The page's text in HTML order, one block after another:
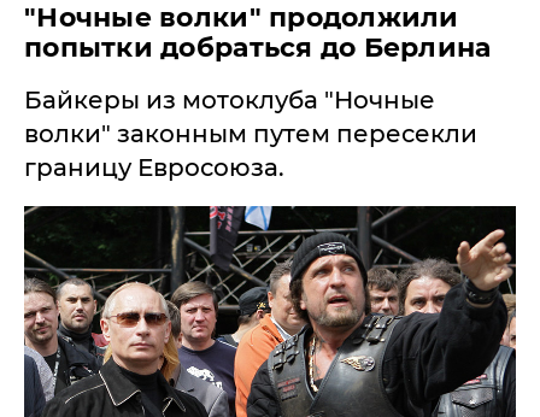
"Ночные волки" продолжили
попытки добраться до Берлина
Байкеры из мотоклуба "Ночные
волки" законным путем пересекли
границу Евросоюза.